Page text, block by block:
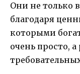
Они не только
благодаря
которыми
очень просто,